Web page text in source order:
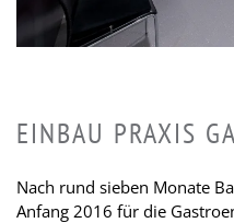
EINBAU PRAXIS
Nach rund sieben Monate
Anfang 2016 für die